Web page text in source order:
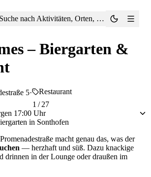
Suche nach Aktivitäten, Orten, Tipps …
– Biergarten &
5·
Restaurant
1 / 27
17:00 Uhr
in Sonthofen
macht genau das, was der
— herzhaft und süß. Dazu knackige
drinnen in der Lounge oder draußen im